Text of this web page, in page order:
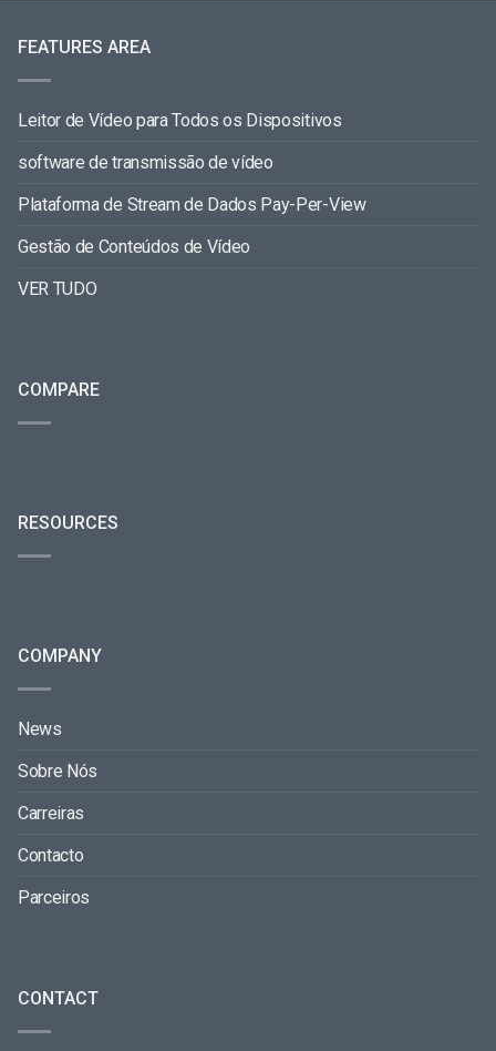
FEATURES AREA
Leitor de Vídeo para Todos os Dispositivos
software de transmissão de vídeo
Plataforma de Stream de Dados Pay-Per-View
Gestão de Conteúdos de Vídeo
VER TUDO
COMPARE
RESOURCES
COMPANY
News
Sobre Nós
Carreiras
Contacto
Parceiros
CONTACT